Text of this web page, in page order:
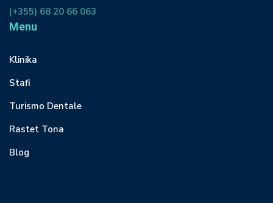
(+355) 68 20 66 063
Menu
Klinika
Stafi
Turismo Dentale
Rastet Tona
Blog